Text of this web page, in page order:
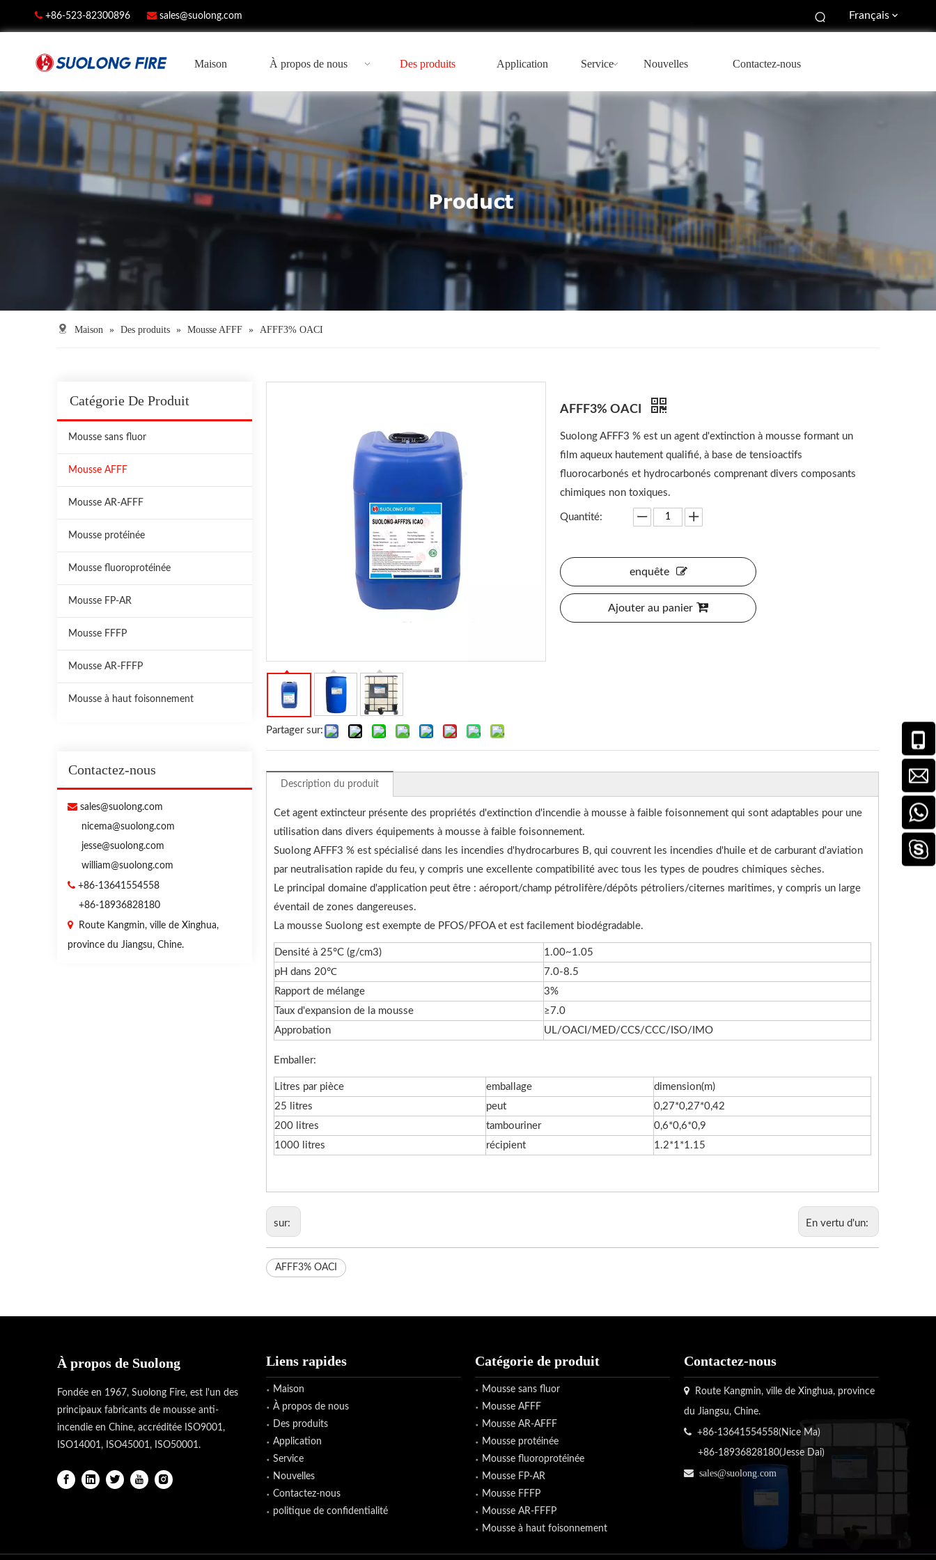
 +86-523-82300896  sales@suolong.com Français
Maison À propos de nous Des produits Application Service Nouvelles Contactez-nous
Maison » Des produits » Mousse AFFF » AFFF3% OACI
Catégorie De Produit
Mousse sans fluor
Mousse AFFF
Mousse AR-AFFF
Mousse protéinée
Mousse fluoroprotéinée
Mousse FP-AR
Mousse FFFP
Mousse AR-FFFP
Mousse à haut foisonnement
Contactez-nous
 sales@suolong.com
nicema@suolong.com
jesse@suolong.com
william@suolong.com
 +86-13641554558
+86-18936828180

Route Kangmin, ville de Xinghua,
province du Jiangsu, Chine.
Partager sur:
AFFF3% OACI
Suolong AFFF3 % est un agent d'extinction à mousse formant un
film aqueux hautement qualifié, à base de tensioactifs
fluorocarbonés et hydrocarbonés comprenant divers composants
chimiques non toxiques.
Quantité:
enquête
Ajouter au panier
Description du produit
Cet agent extincteur présente des propriétés d'extinction d'incendie à mousse à faible foisonnement qui sont adaptables pour une
utilisation dans divers équipements à mousse à faible foisonnement.
Suolong AFFF3 % est spécialisé dans les incendies d'hydrocarbures B, qui couvrent les incendies d'huile et de carburant d'aviation
par neutralisation rapide du feu, y compris une excellente compatibilité avec tous les types de poudres chimiques sèches.
Le principal domaine d'application peut être : aéroport/champ pétrolifère/dépôts pétroliers/citernes maritimes, y compris un large
éventail de zones dangereuses.
La mousse Suolong est exempte de PFOS/PFOA et est facilement biodégradable.
Densité à 25°C (g/cm3)
1.00~1.05
pH dans 20℃
7.0-8.5
Rapport de mélange
3%
Taux d'expansion de la mousse
≥7.0
Approbation
UL/OACI/MED/CCS/CCC/ISO/IMO
Emballer:
Litres par pièce emballage
dimension(m)
25 litres
peut
0,27*0,27*0,42
200 litres
tambouriner
0,6*0,6*0,9
1000 litres
récipient 1.2*1*1.15
sur: En vertu d'un:
AFFF3% OACI
À propos de Suolong
Fondée en 1967, Suolong Fire, est l'un des
principaux fabricants de mousse anti-
incendie en Chine, accréditée ISO9001,
ISO14001, ISO45001, ISO50001.
Liens rapides
Maison
À propos de nous
Des produits
Application
Service
Nouvelles
Contactez-nous
politique de confidentialité
Catégorie de produit
Mousse sans fluor
Mousse AFFF
Mousse AR-AFFF
Mousse protéinée
Mousse fluoroprotéinée
Mousse FP-AR
Mousse FFFP
Mousse AR-FFFP
Mousse à haut foisonnement
Contactez-nous
 Route Kangmin, ville de Xinghua, province
du Jiangsu, Chine.
 +86-13641554558(Nice Ma)
+86-18936828180(Jesse Dai)
 sales@suolong.com